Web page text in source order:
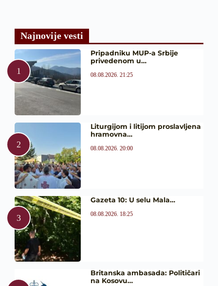
Najnovije vesti
Pripadniku MUP-a Srbije
privedenom u…
08.08.2026. 21:25
Liturgijom i litijom proslavljena
hramovna…
08.08.2026. 20:00
Gazeta 10: U selu Mala…
08.08.2026. 18:25
Britanska ambasada: Političari
na Kosovu…